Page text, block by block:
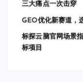
三大痛点一次击穿
GEO优化新赛道，
标探云脑官网场景
标项目